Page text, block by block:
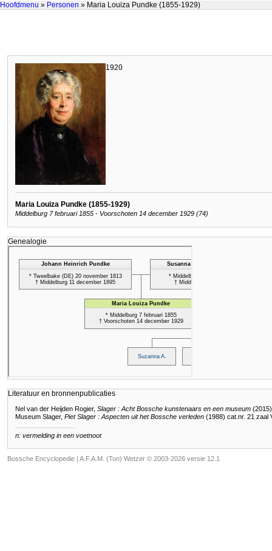
Hoofdmenu » Personen » Maria Louiza Pundke (1855-1929)
1920
Maria Louiza Pundke (1855-1929)
Middelburg 7 februari 1855 - Voorschoten 14 december 1929 (74)
Genealogie
Literatuur en bronnenpublicaties
Nel van der Heijden Rogier, Slager : Acht Bossche kunstenaars en een museum
Museum Slager, Piet Slager : Aspecten uit het Bossche verleden (1988) cat.nr. 21 zaal
n: vermelding in een voetnoot
Bossche Encyclopedie | A.F.A.M. (Ton) Wetzer © 2003-2026 versie 12.1